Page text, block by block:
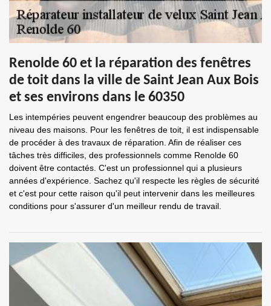
Renolde 60 et la réparation des fenêtres
de toit dans la ville de Saint Jean Aux Bois
et ses environs dans le 60350
Les intempéries peuvent engendrer beaucoup des problèmes au
niveau des maisons. Pour les fenêtres de toit, il est indispensable
de procéder à des travaux de réparation. Afin de réaliser ces
tâches très difficiles, des professionnels comme Renolde 60
doivent être contactés. C'est un professionnel qui a plusieurs
années d'expérience. Sachez qu'il respecte les règles de sécurité
et c'est pour cette raison qu'il peut intervenir dans les meilleures
conditions pour s'assurer d'un meilleur rendu de travail.